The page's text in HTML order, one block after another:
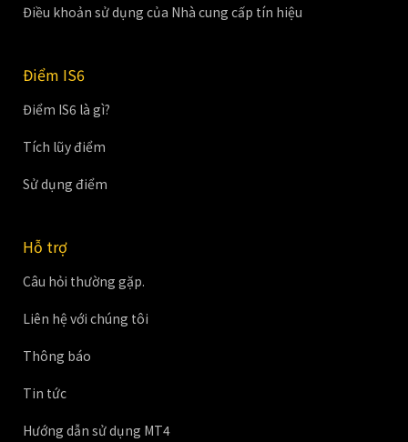
Điều khoản sử dụng của Nhà cung cấp tín hiệu
Điểm IS6
Điểm IS6 là gì?
Tích lũy điểm
Sử dụng điểm
Hỗ trợ
Câu hỏi thường gặp.
Liên hệ với chúng tôi
Thông báo
Tin tức
Hướng dẫn sử dụng MT4